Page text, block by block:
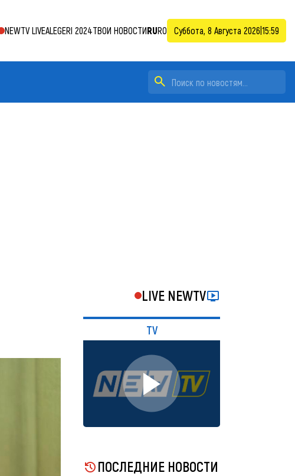
NEWTV LIVEALEGERI 2024ТВОИ НОВОСТИRURO Суббота, 8 Августа 2026 15:59
LIVE NEWTV
TV
ПОСЛЕДНИЕ НОВОСТИ